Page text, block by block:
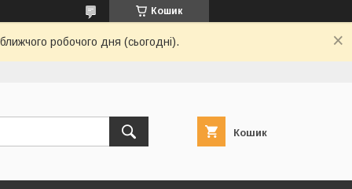
Кошик
робочого дня (сьогодні).
Кошик